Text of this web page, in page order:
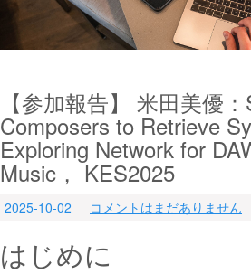
【参加報告】 米田美優
Composers to Retrieve
Exploring Network for
Music， KES2025
2025-10-02 コメントはまだありません
はじめに